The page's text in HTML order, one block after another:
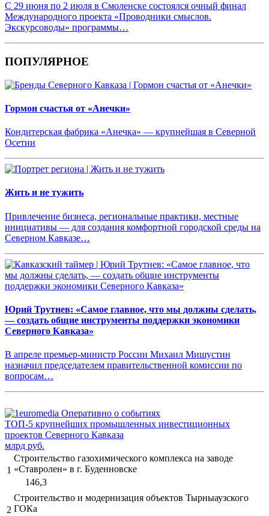
С 29 июня по 2 июля в Смоленске состоялся очный финал
Международного проекта «Проводники смыслов.
Экскурсоводы» программы…
ПОПУЛЯРНОЕ
Гормон счастья от «Анечки»
Кондитерская фабрика «Анечка» — крупнейшая в Северной
Осетии
Жить и не тужить
Привлечение бизнеса, региональные практики, местные
инициативы — для создания комфортной городской среды на
Северном Кавказе…
Юрий Трутнев: «Самое главное, что мы должны сделать,
— создать общие инструменты поддержки экономики
Северного Кавказа»
В апреле премьер-министр России Михаил Мишустин
назначил председателем правительственной комиссии по
вопросам…
ТОП-5 крупнейших промышленных инвестиционных
проектов Северного Кавказа
млрд руб.
1
Строительство газохимического комплекса на заводе
«Ставролен» в г. Буденновске
146,3
2
Строительство и модернизация объектов Тырныаузского
ГОКа